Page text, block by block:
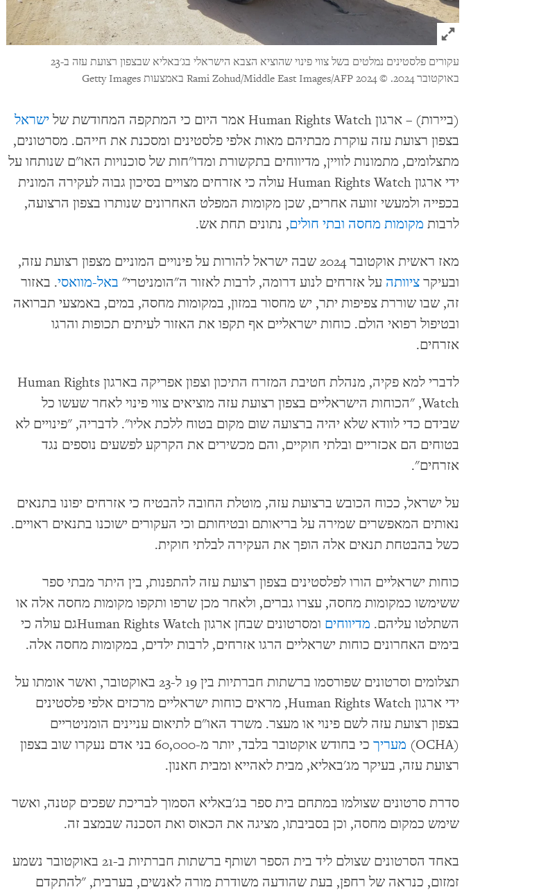
Click to expand Image
עקורים פלסטינים נמלטים בשל צווי פינוי שהוציא הצבא הישראלי בג'באליא שבצפון רצועת עזה ב-23
באוקטובר 2024.
© 2024 Rami Zohud/Middle East Images/AFP באמצעות Getty Images
(ביירות) – ארגון Human Rights Watch אמר היום כי המתקפה המחודשת של
ישראל
בצפון רצועת עזה עוקרת מבתיהם מאות אלפי פלסטינים ומסכנת את חייהם. מסרטונים,
מתצלומים, מתמונות לוויין, מדיווחים בתקשורת ומדו"חות של סוכנויות האו"ם שנותחו על
ידי ארגון Human Rights Watch עולה כי אזרחים מצויים בסיכון גבוה לעקירה המונית
בכפייה ולמעשי זוועה אחרים, שכן מקומות המפלט האחרונים שנותרו בצפון הרצועה,
לרבות מקומות מחסה ובתי חולים, נתונים תחת אש.
מאז ראשית אוקטובר 2024 שבה ישראל להורות על פינויים המוניים מצפון רצועת עזה,
ובעיקר ציוותה על אזרחים לנוע דרומה, לרבות לאזור ה"הומניטרי" באל-מוואסי. באזור
זה, שבו שוררת צפיפות יתר, יש מחסור במזון, במקומות מחסה, במים, באמצעי תברואה
ובטיפול רפואי הולם. כוחות ישראליים אף תקפו את האזור לעיתים תכופות והרגו
אזרחים.
לדברי למא פקיה, מנהלת חטיבת המזרח התיכון וצפון אפריקה בארגון Human Rights
Watch, "הכוחות הישראליים בצפון רצועת עזה מוציאים צווי פינוי לאחר שעשו כל
שבידם כדי לוודא שלא יהיה ברצועה שום מקום בטוח ללכת אליו". לדבריה, "פינויים לא
בטוחים הם אכזריים ובלתי חוקיים, והם מכשירים את הקרקע לפשעים נוספים נגד
אזרחים".
על ישראל, ככוח הכובש ברצועת עזה, מוטלת החובה להבטיח כי אזרחים יפונו בתנאים
נאותים המאפשרים שמירה על בריאותם ובטיחותם וכי העקורים ישוכנו בתנאים ראויים.
כשל בהבטחת תנאים אלה הופך את העקירה לבלתי חוקית.
כוחות ישראליים הורו לפלסטינים בצפון רצועת עזה להתפנות, בין היתר מבתי ספר
ששימשו כמקומות מחסה, עצרו גברים, ולאחר מכן שרפו ותקפו מקומות מחסה אלה או
השתלטו עליהם. מדיווחים
ומסרטונים שבחן ארגון Human Rights Watchגם עולה כי
בימים האחרונים כוחות ישראליים הרגו אזרחים, לרבות ילדים, במקומות מחסה אלה.
תצלומים וסרטונים שפורסמו ברשתות חברתיות בין 19 ל-23 באוקטובר, ואשר אומתו על
ידי ארגון Human Rights Watch, מראים כוחות ישראליים מרכזים אלפי פלסטינים
בצפון רצועת עזה לשם פינוי או מעצר. משרד האו"ם לתיאום עניינים הומניטריים
(OCHA)
מעריך
כי בחודש אוקטובר בלבד, יותר מ-60,000 בני אדם נעקרו שוב בצפון
רצועת עזה, בעיקר מג'באליא, מבית לאהייא ומבית חאנון.
סדרת סרטונים שצולמו במתחם בית ספר בג'באליא הסמוך לבריכת שפכים קטנה, ואשר
שימש כמקום מחסה, וכן בסביבתו, מציגה את הכאוס ואת הסכנה שבמצב זה.
באחד הסרטונים שצולם ליד בית הספר ושותף ברשתות חברתיות ב-21 באוקטובר נשמע
זמזום, כנראה של רחפן, בעת שהודעה משודרת מורה לאנשים, בערבית, "להתקדם